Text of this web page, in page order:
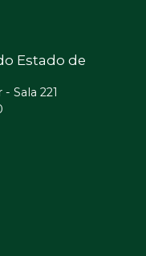
Estado de
Sala 221